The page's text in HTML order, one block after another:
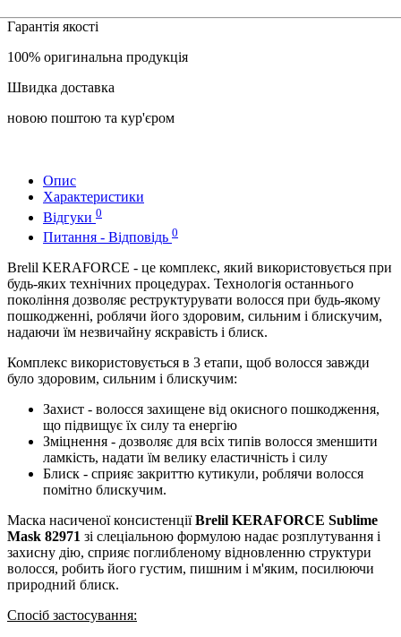
Гарантія якості
100% оригинальна продукція
Швидка доставка
новою поштою та кур'єром
Опис
Характеристики
Відгуки 0
Питання - Відповідь 0
Brelil KERAFORCE - це комплекс, який використовується при
будь-яких технічних процедурах. Технологія останнього
покоління дозволяє реструктурувати волосся при будь-якому
пошкодженні, роблячи його здоровим, сильним і блискучим,
надаючи їм незвичайну яскравість і блиск.
Комплекс використовується в 3 етапи, щоб волосся завжди
було здоровим, сильним і блискучим:
Захист - волосся захищене від окисного пошкодження,
що підвищує їх силу та енергію
Зміцнення - дозволяє для всіх типів волосся зменшити
ламкість, надати їм велику еластичність і силу
Блиск - сприяє закриттю кутикули, роблячи волосся
помітно блискучим.
Маска насиченої консистенціїBrelil KERAFORCE Sublime
Mask 82971 зі слеціальною формулою надає розплутування і
захисну дію, сприяє поглибленому відновленню структури
волосся, робить його густим, пишним і м'яким, посилюючи
природний блиск.
Спосіб застосування: